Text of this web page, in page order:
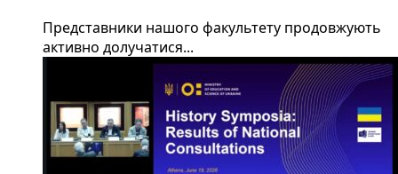
​Представники нашого факультету продовжують
активно долучатися...